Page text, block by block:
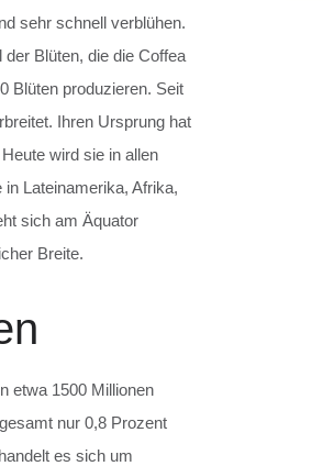
sehr schnell verblühen.
Blüten, die die Coffea
Blüten produzieren. Seit
Ihren Ursprung hat
wird sie in allen
Lateinamerika, Afrika,
sich am Äquator
Breite.
etwa 1500 Millionen
nur 0,8 Prozent
es sich um